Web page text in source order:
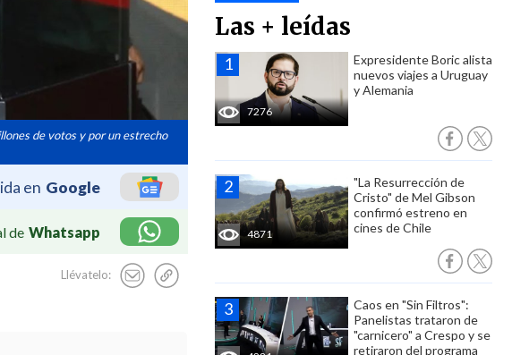
de votos y por un estrecho
en Google
de Whatsapp
Llévatelo:
Las + leídas
7276
Expresidente Boric alista
nuevos viajes a Uruguay
y Alemania
4871
"La Resurrección de
Cristo" de Mel Gibson
confirmó estreno en
cines de Chile
Caos en "Sin Filtros":
Panelistas trataron de
"carnicero" a Crespo y se
retiraron del programa